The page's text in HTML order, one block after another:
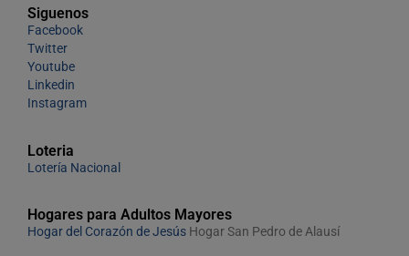
Siguenos
Facebook
Twitter
Youtube
Linkedin
Instagram
Loteria
Lotería Nacional
Hogares para Adultos Mayores
Hogar del Corazón de Jesús Hogar San Pedro de Alausí